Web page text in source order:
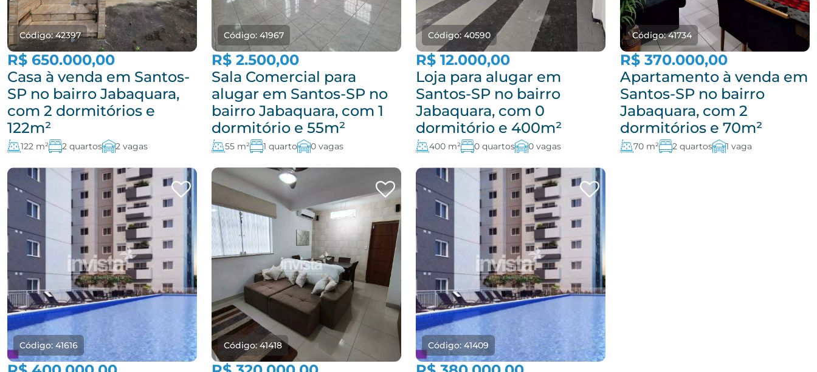
Código: 42397
R$ 650.000,00
Casa à venda em Santos-
SP no bairro Jabaquara,
com 2 dormitórios e
122m²
122 m² 2 quartos 2 vagas
Código: 41967
R$ 2.500,00
Sala Comercial para
alugar em Santos-SP no
bairro Jabaquara, com 1
dormitório e 55m²
55 m² 1 quarto 0 vagas
Código: 40590
R$ 12.000,00
Loja para alugar em
Santos-SP no bairro
Jabaquara, com 0
dormitório e 400m²
400 m² 0 quartos 0 vagas
Código: 41734
R$ 370.000,00
Apartamento à venda em
Santos-SP no bairro
Jabaquara, com 2
dormitórios e 70m²
70 m² 2 quartos 1 vaga
Código: 41616 Código: 41418 Código: 41409